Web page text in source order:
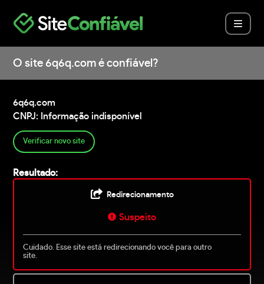
O site 6q6q.com é confiável?
6q6q.com
CNPJ: Informação indisponível
Verificar novo site
Resultado:
Redirecionamento
Suspeito
Cuidado. Esse site está redirecionando você para outro
site.